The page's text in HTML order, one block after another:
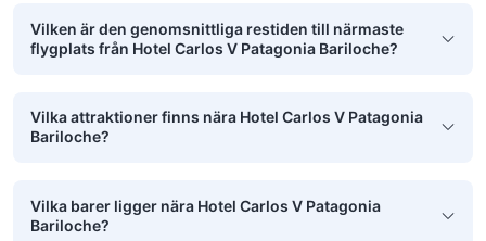
Vilken är den genomsnittliga restiden till närmaste
flygplats från Hotel Carlos V Patagonia Bariloche?
Vilka attraktioner finns nära Hotel Carlos V Patagonia
Bariloche?
Vilka barer ligger nära Hotel Carlos V Patagonia
Bariloche?